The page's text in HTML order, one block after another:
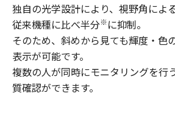
独自の光学設計により、視野角によ
従来機種に比べ半分※に抑制。
そのため、斜めから見ても輝度・色
表示が可能です。
複数の人が同時にモニタリングを行
質確認ができます。